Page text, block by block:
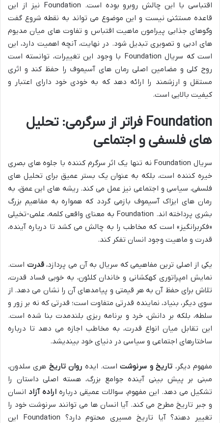
اقتباسی با این چالش روبرو بوده است. Foundation نیز از این
قاعده مستثنی نیست و این موضوع می تواند به نقطه شروع گفت
وگوهای جذابی پیرامون ماهیت اقتباس و تفاوت های میان مدیوم
های ادبی و تصویری تبدیل شود. در نهایت، آنچه اهمیت دارد، این
است که سریال Foundation با وجود این تغییرات، توانسته است
روح کلی و مضامین اصلی رمان های آسیموف را حفظ کند و اثری
مستقل و ارزشمند را ارائه دهد که به خودی خود دارای اعتبار و
کیفیت بالایی است.
Foundation فراتر از سرگرمی: تحلیل
های فلسفی و اجتماعی
سریال Foundation نه تنها یک اثر سرگرم کننده با جلوه های بصری
خیره کننده است، بلکه به عنوان یک بستر عمیق برای تحلیل های
فلسفی، سیاسی و اجتماعی نیز عمل می کند. ریشه های این عمق، به
رمان های ایزاک آسیموف بازمی گردد که همواره به مفاهیم بزرگ
بشری پرداخته اند. Foundation به معنای واقعی کلمه، علمی-تخیلی
«فکربرانگیز» است که مخاطب را به چالش می کشد تا درباره آینده،
قدرت و ماهیت وجود انسان تفکر کند.
یکی از اصلی ترین مفاهیمی که سریال به آن می پردازد،قدرت است.
نمایش امپراتوری کهکشانی و خاندان کلئون، به خوبی فساد قدرت،
تلاش برای حفظ آن به هر قیمتی و پیامدهای آن را نشان می دهد. از
سوی دیگر، بنیاد، نماینده قدرتی متفاوت است؛ قدرتی که نه بر زور و
سلطه، بلکه بر دانش، خرد و برنامه ریزی بلندمدت بنا شده است.
این تقابل میان انواع قدرت، به مخاطب اجازه می دهد تا درباره
ساختارهای اجتماعی و سیاسی در دنیای خود بیندیشد.
مفهوم دیگر، تاریخ و سرنوشتاست. ایده روان تاریخ هری سلدون،
مبنی بر پیش بینی آینده جوامع بزرگ، هسته اصلی داستان را
تشکیل می دهد. این مفهوم، سوالات عمیقی درباره اراده آزاد انسان
و جبر تاریخ مطرح می کند. آیا انسان ها می توانند سرنوشت خود را
تغییر دهند؟ آیا تاریخ مسیری محتوم دارد؟ Foundation این